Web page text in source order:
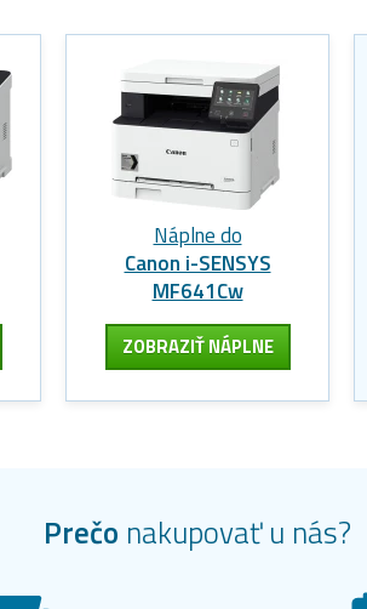
Náplne do
Canon i-SENSYS
MF641Cw
ZOBRAZIŤ NÁPLNE
Prečo nakupovať u nás?